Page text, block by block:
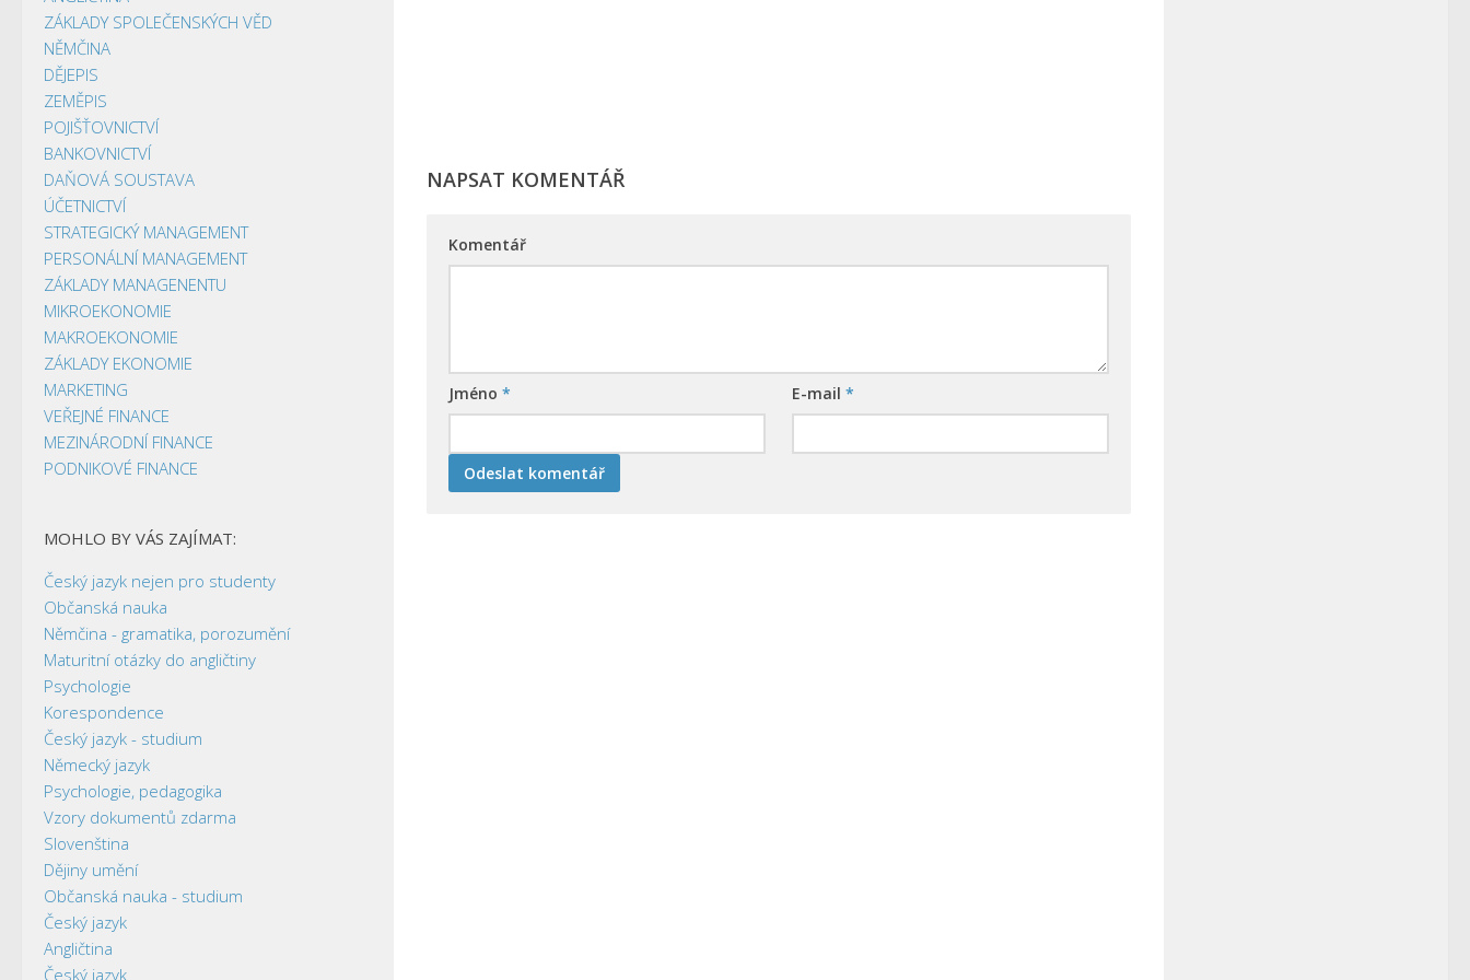
NAPSAT KOMENTÁŘ
Komentář
Jméno * E-mail*
ZÁKLADY SPOLEČENSKÝCH VĚD
NĚMČINA
DĚJEPIS
ZEMĚPIS
POJIŠŤOVNICTVÍ
BANKOVNICTVÍ
DAŇOVÁ SOUSTAVA
ÚČETNICTVÍ
STRATEGICKÝ MANAGEMENT
PERSONÁLNÍ MANAGEMENT
ZÁKLADY MANAGENENTU
MIKROEKONOMIE
MAKROEKONOMIE
ZÁKLADY EKONOMIE
MARKETING
VEŘEJNÉ FINANCE
MEZINÁRODNÍ FINANCE
PODNIKOVÉ FINANCE
MOHLO BY VÁS ZAJÍMAT:
Český jazyk nejen pro studenty
Občanská nauka
Němčina - gramatika, porozumění
Maturitní otázky do angličtiny
Psychologie
Korespondence
Český jazyk - studium
Německý jazyk
Psychologie, pedagogika
Vzory dokumentů zdarma
Slovenština
Dějiny umění
Občanská nauka - studium
Český jazyk
Angličtina
Český jazyk